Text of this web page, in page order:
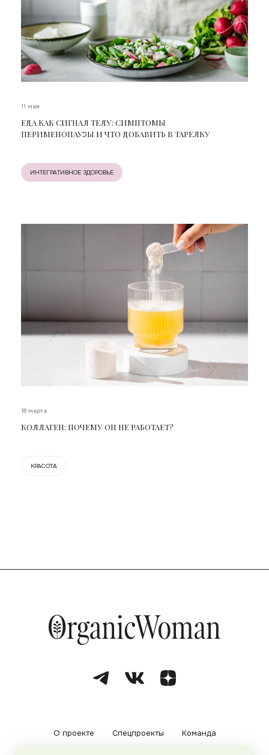
11 мая
ЕДА КАК СИГНАЛ ТЕЛУ: СИМПТОМЫ
ПЕРИМЕНОПАУЗЫ И ЧТО ДОБАВИТЬ В ТАРЕЛКУ
ИНТЕГРАТИВНОЕ ЗДОРОВЬЕ
18 марта
КОЛЛАГЕН: ПОЧЕМУ ОН НЕ РАБОТАЕТ?
КРАСОТА
О проекте Спецпроекты Команда